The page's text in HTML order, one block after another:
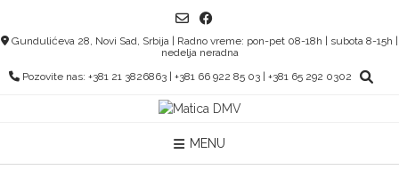
content
Gundulićeva 28, Novi Sad, Srbija | Radno vreme: pon-pet 08-18h | subota 8-15h |
nedelja neradna
Pozovite nas: +381 21 3826863 | +381 66 922 85 03 | +381 65 292 0302
MENU